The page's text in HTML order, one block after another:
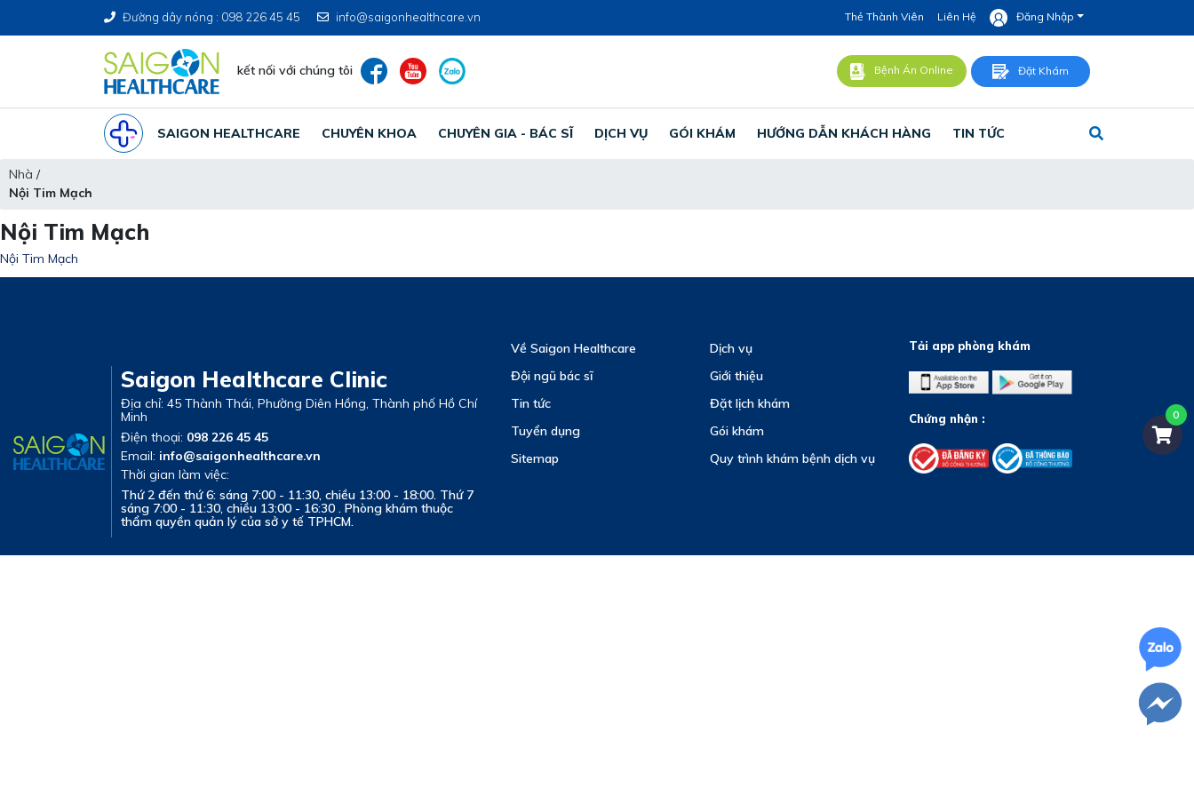
Đường dây nóng : 098 226 45 45 info@saigonhealthcare.vn Thẻ Thành Viên Liên Hệ Đăng Nhập
kết nối với chúng tôi Bệnh Án Online Đặt Khám
SAIGON HEALTHCARE CHUYÊN KHOA CHUYÊN GIA - BÁC SĨ DỊCH VỤ GÓI KHÁM HƯỚNG DẪN KHÁCH HÀNG TIN TỨC
Nhà /
Nội Tim Mạch
Nội Tim Mạch
Nội Tim Mạch
Saigon Healthcare Clinic
Địa chỉ: 45 Thành Thái, Phường Diên Hồng, Thành phố Hồ Chí
Minh
Điện thoại: 098 226 45 45
Email: info@saigonhealthcare.vn
Thời gian làm việc:
Thứ 2 đến thứ 6: sáng 7:00 - 11:30, chiều 13:00 - 18:00. Thứ 7
sáng 7:00 - 11:30, chiều 13:00 - 16:30 . Phòng khám thuộc
thẩm quyền quản lý của sở y tế TPHCM.
Về Saigon Healthcare
Đội ngũ bác sĩ
Tin tức
Tuyển dụng
Sitemap
Dịch vụ
Giới thiệu
Đặt lịch khám
Gói khám
Quy trình khám bệnh dịch vụ
Tải app phòng khám
Chứng nhận :